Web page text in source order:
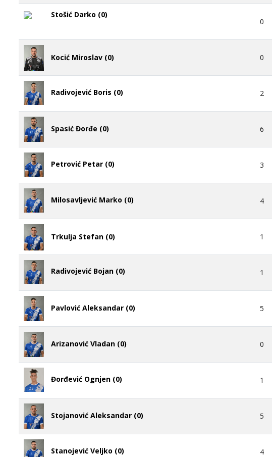
Stošić Darko (0)
0
Kocić Miroslav (0) 0
Radivojević Boris (0) 2
Spasić Đorđe (0) 6
Petrović Petar (0) 3
Milosavljević Marko (0) 4
Trkulja Stefan (0) 1
Radivojević Bojan (0) 1
Pavlović Aleksandar (0) 5
Arizanović Vladan (0) 0
Đorđević Ognjen (0) 1
Stojanović Aleksandar (0) 5
Stanojević Veljko (0) 4